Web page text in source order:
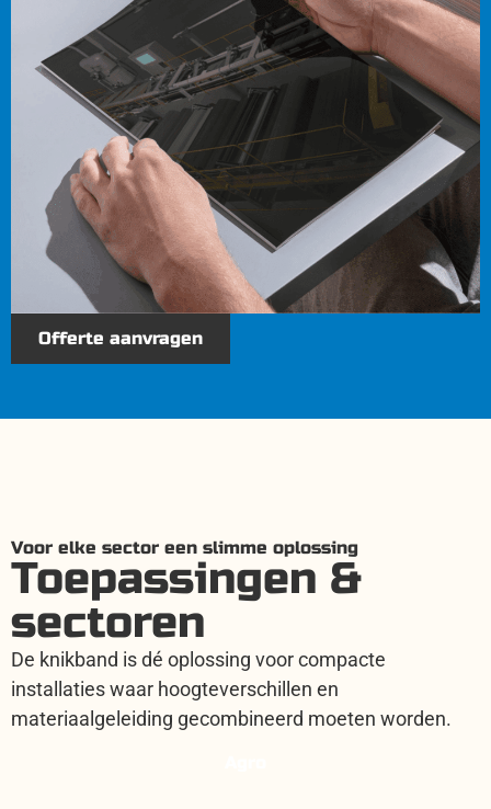
Offerte aanvragen
Voor elke sector een slimme oplossing
Toepassingen &
sectoren
De knikband is dé oplossing voor compacte
installaties waar hoogteverschillen en
materiaalgeleiding gecombineerd moeten worden.